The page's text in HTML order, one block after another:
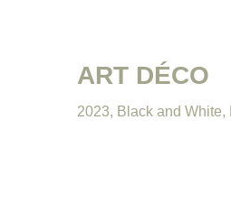
ART DÉCO
2023, Black and White,